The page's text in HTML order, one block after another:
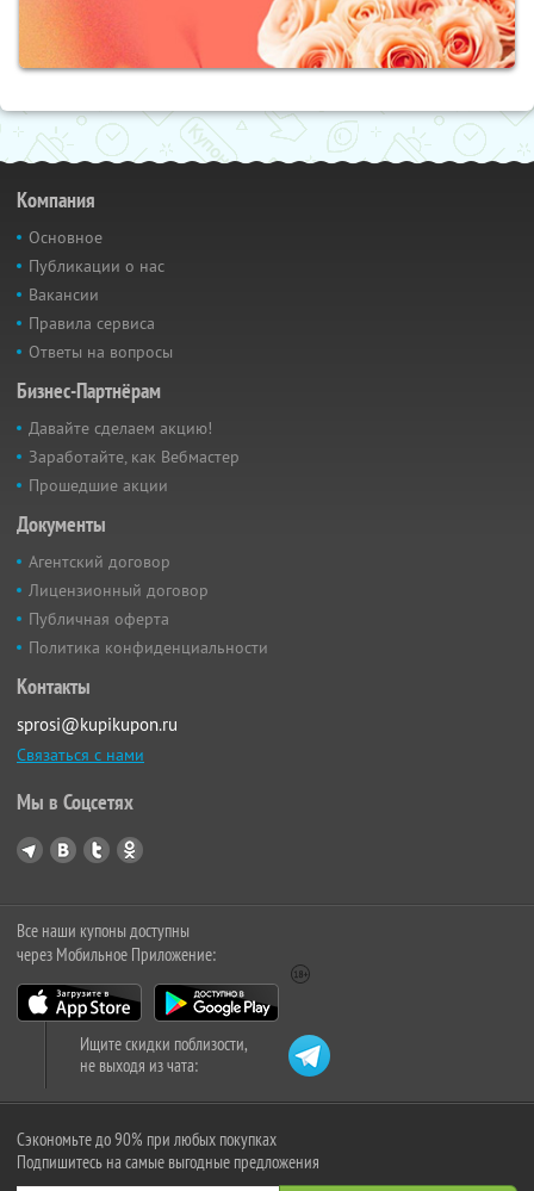
Компания
Основное
Публикации о нас
Вакансии
Правила сервиса
Ответы на вопросы
Бизнес-Партнёрам
Давайте сделаем акцию!
Заработайте, как Вебмастер
Прошедшие акции
Документы
Агентский договор
Лицензионный договор
Публичная оферта
Политика конфиденциальности
Контакты
sprosi@kupikupon.ru
Связаться с нами
Мы в Соцсетях
Все наши купоны доступны
через Мобильное Приложение:
Ищите скидки поблизости,
не выходя из чата:
Сэкономьте до 90% при любых покупках
Подпишитесь на самые выгодные предложения